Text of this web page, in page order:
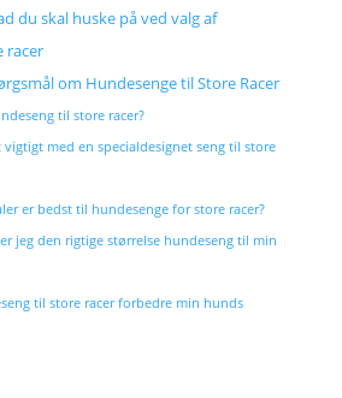
du skal huske på ved valg af
racer
om Hundesenge til Store Racer
til store racer?
med en specialdesignet seng til store
er bedst til hundesenge for store racer?
jeg den rigtige størrelse hundeseng til min
til store racer forbedre min hunds